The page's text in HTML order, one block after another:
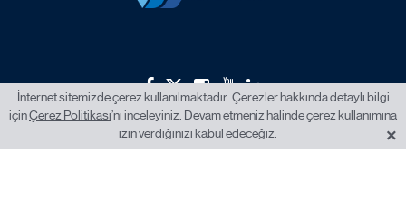
2026 © İstanbul Okan Üniversitesi.
İnternet sitemizde çerez kullanılmaktadır. Çerezler hakkında detaylı bilgi
içinÇerez Politikası’nı inceleyiniz. Devam etmeniz halinde çerez kullanımına
izin verdiğinizi kabul edeceğiz.
×